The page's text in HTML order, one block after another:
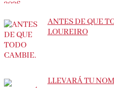
ANTES DE QUE
LOUREIRO
LLEVARÁ TU